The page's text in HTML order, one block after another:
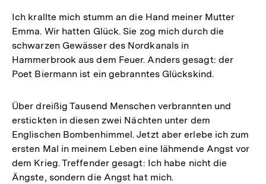
Ich krallte mich stumm an die Hand meiner Mutter
Emma. Wir hatten Glück. Sie zog mich durch die
schwarzen Gewässer des Nordkanals in
Hammerbrook aus dem Feuer. Anders gesagt: der
Poet Biermann ist ein gebranntes Glückskind.
Über dreißig Tausend Menschen verbrannten und
erstickten in diesen zwei Nächten unter dem
Englischen Bombenhimmel. Jetzt aber erlebe ich zum
ersten Mal in meinem Leben eine lähmende Angst vor
dem Krieg. Treffender gesagt: Ich habe nicht die
Ängste, sondern die Angst hat mich.